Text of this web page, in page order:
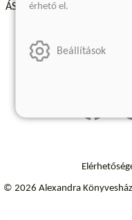
ÁSZF - Vásárlási feltételek
Szállítási
© 2026 Alexandra
érhető el.
Beállítások